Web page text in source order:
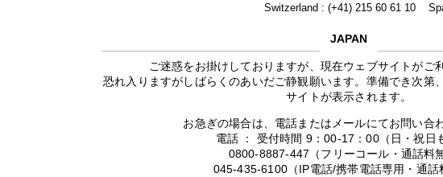
Switzerland : (+41) 215 60 61 10
JAPAN
ご迷惑をお掛けしておりますが、現在ウェブサイトがご
恐れ入りますがしばらくのあいだご静観願います。準備でき次第
サイトが表示されます。
お急ぎの場合は、電話またはメールにてお問い合
電話 ： 受付時間 9：00-17：00（日・祝日
0800-8887-447（フリーコール・通話料無
045-435-6100（IP電話/携帯電話専用・通話